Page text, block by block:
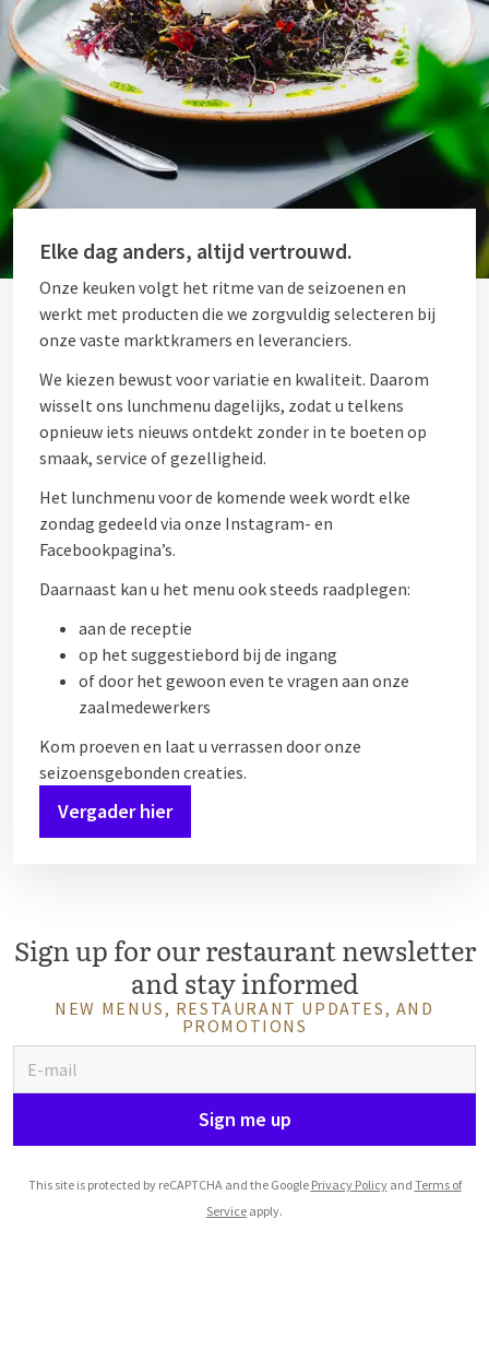
Elke dag anders, altijd vertrouwd.
Onze keuken volgt het ritme van de seizoenen en
werkt met producten die we zorgvuldig selecteren bij
onze vaste marktkramers en leveranciers.
We kiezen bewust voor variatie en kwaliteit. Daarom
wisselt ons lunchmenu dagelijks, zodat u telkens
opnieuw iets nieuws ontdekt zonder in te boeten op
smaak, service of gezelligheid.
Het lunchmenu voor de komende week wordt elke
zondag gedeeld via onze Instagram- en
Facebookpagina’s.
Daarnaast kan u het menu ook steeds raadplegen:
aan de receptie
op het suggestiebord bij de ingang
of door het gewoon even te vragen aan onze
zaalmedewerkers
Kom proeven en laat u verrassen door onze
seizoensgebonden creaties.
Vergader hier
Sign up for our restaurant newsletter
and stay informed
NEW MENUS, RESTAURANT UPDATES, AND
PROMOTIONS
Sign me up
This site is protected by reCAPTCHA and the Google Privacy Policyand Terms of
Service apply.